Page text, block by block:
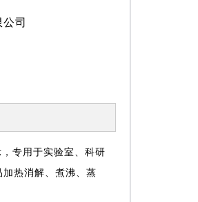
司
专用于实验室、科研
热消解、煮沸、蒸